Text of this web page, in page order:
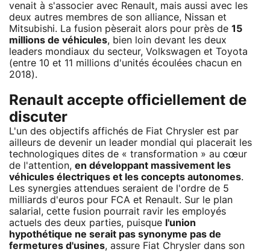
venait à s'associer avec Renault, mais aussi avec les
deux autres membres de son alliance, Nissan et
Mitsubishi. La fusion pèserait alors pour près de 15
millions de véhicules, bien loin devant les deux
leaders mondiaux du secteur, Volkswagen et Toyota
(entre 10 et 11 millions d'unités écoulées chacun en
2018).
Renault accepte officiellement de
discuter
L'un des objectifs affichés de Fiat Chrysler est par
ailleurs de devenir un leader mondial qui placerait les
technologiques dites de « transformation » au cœur
de l'attention, en développant massivement les
véhicules électriques et les concepts autonomes.
Les synergies attendues seraient de l'ordre de 5
milliards d'euros pour FCA et Renault. Sur le plan
salarial, cette fusion pourrait ravir les employés
actuels des deux parties, puisque l'union
hypothétique ne serait pas synonyme pas de
fermetures d'usines, assure Fiat Chrysler dans son